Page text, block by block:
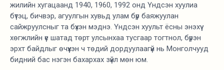
жилийн хугацаанд 1940, 1960, 1992 онд Үндсэн хуулиа
бүтэц, бичвэр, агуулгын хувьд улам бүр баяжуулан
сайжруулсныг та бүхэн мэднэ. Үндсэн хуульт ёсны энэхүү
хөгжлийн үе шатад төрт улсынхаа тусгаар тогтнол, бүрэн
эрхт байдлыг өчүүхэн ч төдий дордуулаагүй нь Монголчууд
бидний бас нэгэн бахархах зүйл мөн юм.